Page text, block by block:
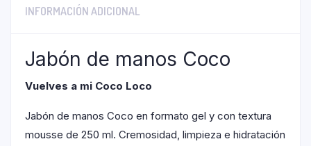
INFORMACIÓN ADICIONAL
Jabón de manos Coco
Vuelves a mi Coco Loco
Jabón de manos Coco en formato gel y con textura
mousse de 250 ml. Cremosidad, limpieza e hidratación